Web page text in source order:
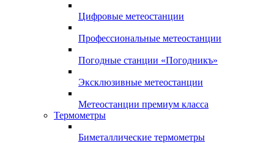
Цифровые метеостанции
Профессиональные метеостанции
Погодные станции «Погодникъ»
Эксклюзивные метеостанции
Метеостанции премиум класса
Термометры
Биметаллические термометры